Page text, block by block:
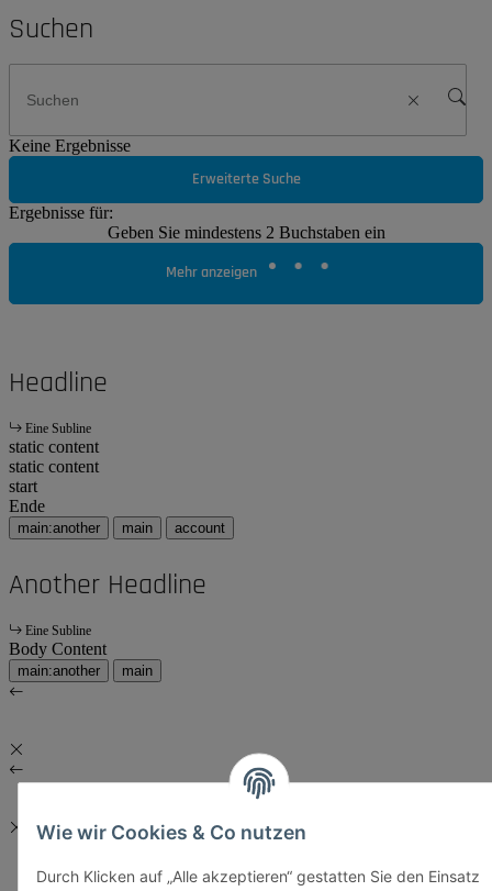
Wie wir Cookies & Co nutzen
Durch Klicken auf „Alle akzeptieren“ gestatten Sie den Einsatz
Suchen
Keine Ergebnisse
Erweiterte Suche
Ergebnisse für:
Geben Sie mindestens 2 Buchstaben ein
Mehr anzeigen
Headline
Eine Subline
static content
static content
start
Ende
main:another main account
Another Headline
Eine Subline
Body Content
main:another main